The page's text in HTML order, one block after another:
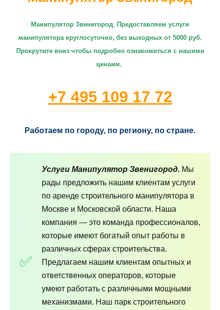
Манипулятор Звенигород, Предоставляем услуги
манипулятора круглосуточно, без выходных от 5000 руб.
Прокрутите вниз чтобы подробно ознакомиться с нашими
ценами.
+7 495 109 17 72
Работаем по городу, по региону, по стране.
Услуги Манипулятор Звенигород. Мы
рады предложить нашим клиентам услуги
по аренде строительного манипулятора в
Москве и Московской области. Наша
компания — это команда профессионалов,
которые имеют богатый опыт работы в
различных сферах строительства.
Предлагаем нашим клиентам опытных и
ответственных операторов, которые
умеют работать с различными мощными
механизмами. Наш парк строительного